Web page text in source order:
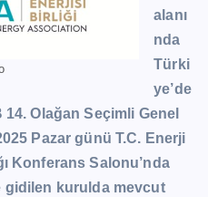
alanı
nda
Türki
ye’de
Olağan Seçimli Genel
Pazar günü T.C. Enerji
Konferans Salonu’nda
gidilen kurulda mevcut